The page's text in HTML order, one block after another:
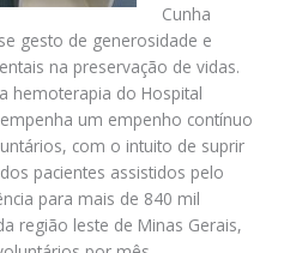
Cunha
gesto de generosidade e
na preservação de vidas.
hemoterapia do Hospital
um empenho contínuo
com o intuito de suprir
pacientes assistidos pelo
para mais de 840 mil
região leste de Minas Gerais,